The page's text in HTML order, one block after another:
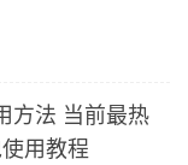
方法 当前最热
用教程